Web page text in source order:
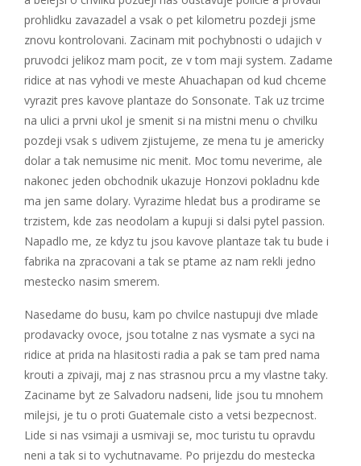
prohlidku zavazadel a vsak o pet kilometru pozdeji jsme
znovu kontrolovani. Zacinam mit pochybnosti o udajich v
pruvodci jelikoz mam pocit, ze v tom maji system. Zadame
ridice at nas vyhodi ve meste Ahuachapan od kud chceme
vyrazit pres kavove plantaze do Sonsonate. Tak uz trcime
na ulici a prvni ukol je smenit si na mistni menu o chvilku
pozdeji vsak s udivem zjistujeme, ze mena tu je americky
dolar a tak nemusime nic menit. Moc tomu neverime, ale
nakonec jeden obchodnik ukazuje Honzovi pokladnu kde
ma jen same dolary. Vyrazime hledat bus a prodirame se
trzistem, kde zas neodolam a kupuji si dalsi pytel passion.
Napadlo me, ze kdyz tu jsou kavove plantaze tak tu bude i
fabrika na zpracovani a tak se ptame az nam rekli jedno
mestecko nasim smerem.
Nasedame do busu, kam po chvilce nastupuji dve mlade
prodavacky ovoce, jsou totalne z nas vysmate a syci na
ridice at prida na hlasitosti radia a pak se tam pred nama
krouti a zpivaji, maj z nas strasnou prcu a my vlastne taky.
Zaciname byt ze Salvadoru nadseni, lide jsou tu mnohem
milejsi, je tu o proti Guatemale cisto a vetsi bezpecnost.
Lide si nas vsimaji a usmivaji se, moc turistu tu opravdu
neni a tak si to vychutnavame. Po prijezdu do mestecka